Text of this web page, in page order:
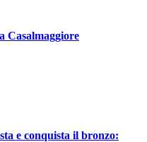
Casalmaggiore
e conquista il bronzo: